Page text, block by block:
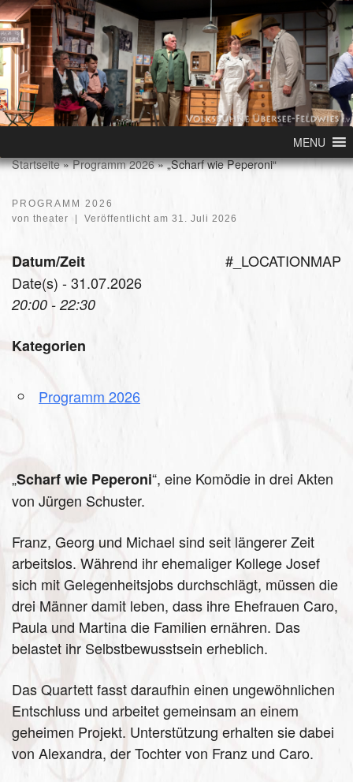
Skip to content
MENU
Startseite » Programm 2026 » „Scharf wie Peperoni“
PROGRAMM 2026
von theater | Veröffentlicht am 31. Juli 2026
#_LOCATIONMAP
Datum/Zeit
Date(s) - 31.07.2026
20:00 - 22:30
Kategorien
Programm 2026
„Scharf wie Peperoni“, eine Komödie in drei Akten
von Jürgen Schuster.
Franz, Georg und Michael sind seit längerer Zeit
arbeitslos. Während ihr ehemaliger Kollege Josef
sich mit Gelegenheitsjobs durchschlägt, müssen die
drei Männer damit leben, dass ihre Ehefrauen Caro,
Paula und Martina die Familien ernähren. Das
belastet ihr Selbstbewusstsein erheblich.
Das Quartett fasst daraufhin einen ungewöhnlichen
Entschluss und arbeitet gemeinsam an einem
geheimen Projekt. Unterstützung erhalten sie dabei
von Alexandra, der Tochter von Franz und Caro.